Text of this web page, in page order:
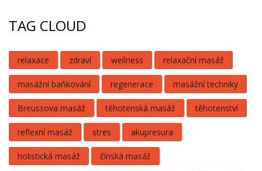
TAG CLOUD
relaxace zdraví wellness relaxační masáž
masážní baňkování regenerace masážní techniky
Breussova masáž těhotenská masáž těhotenství
reflexní masáž stres akupresura
holistická masáž čínská masáž